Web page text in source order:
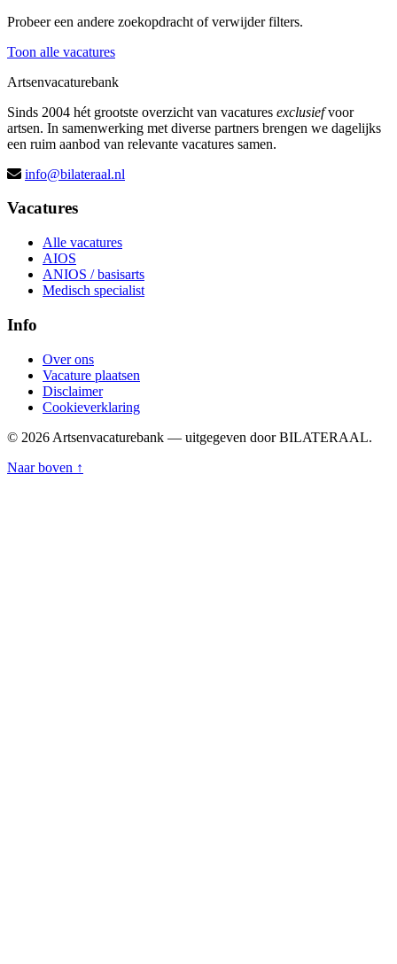
Probeer een andere zoekopdracht of verwijder filters.
Toon alle vacatures
Artsenvacaturebank
Sinds 2004 hét grootste overzicht van vacatures exclusiefvoor
artsen. In samenwerking met diverse partners brengen we dagelijks
een ruim aanbod van relevante vacatures samen.
info@bilateraal.nl
Vacatures
Alle vacatures
AIOS
ANIOS / basisarts
Medisch specialist
Info
Over ons
Vacature plaatsen
Disclaimer
Cookieverklaring
© 2026 Artsenvacaturebank — uitgegeven door BILATERAAL.
Naar boven ↑